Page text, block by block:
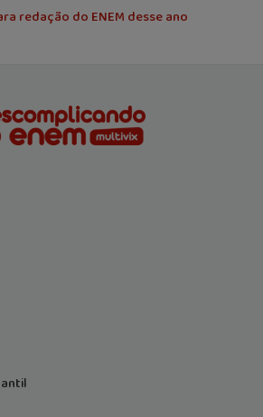
redação do ENEM desse ano